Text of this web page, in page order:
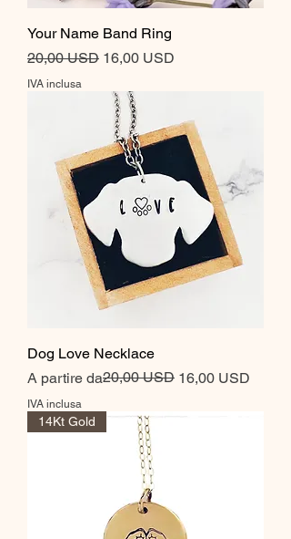
Your Name Band Ring
Prezzo regolare
20,00 USD Prezzo scontato
16,00 USD
IVA inclusa
Dog Love Necklace
A partire da
Prezzo regolare20,00 USD 16,00 USD
Prezzo scontato
IVA inclusa
14Kt Gold